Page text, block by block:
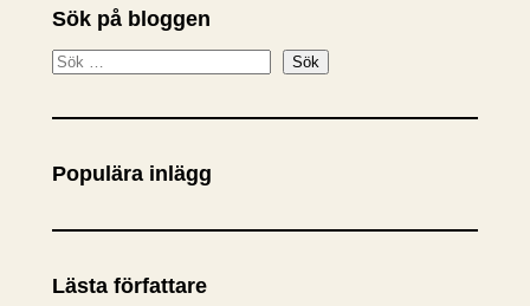
Sök på bloggen
S
k
Sök
Populära inlägg
Lästa författare